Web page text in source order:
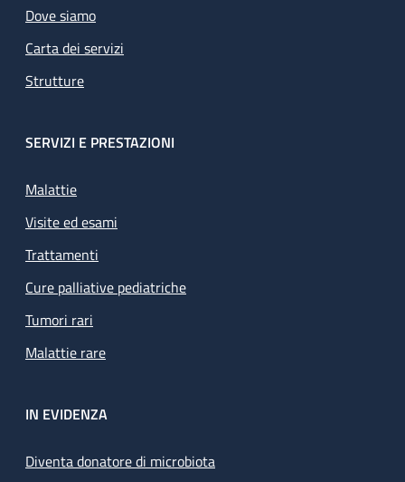
Dove siamo
Carta dei servizi
Strutture
SERVIZI E PRESTAZIONI
Malattie
Visite ed esami
Trattamenti
Cure palliative pediatriche
Tumori rari
Malattie rare
IN EVIDENZA
Diventa donatore di microbiota